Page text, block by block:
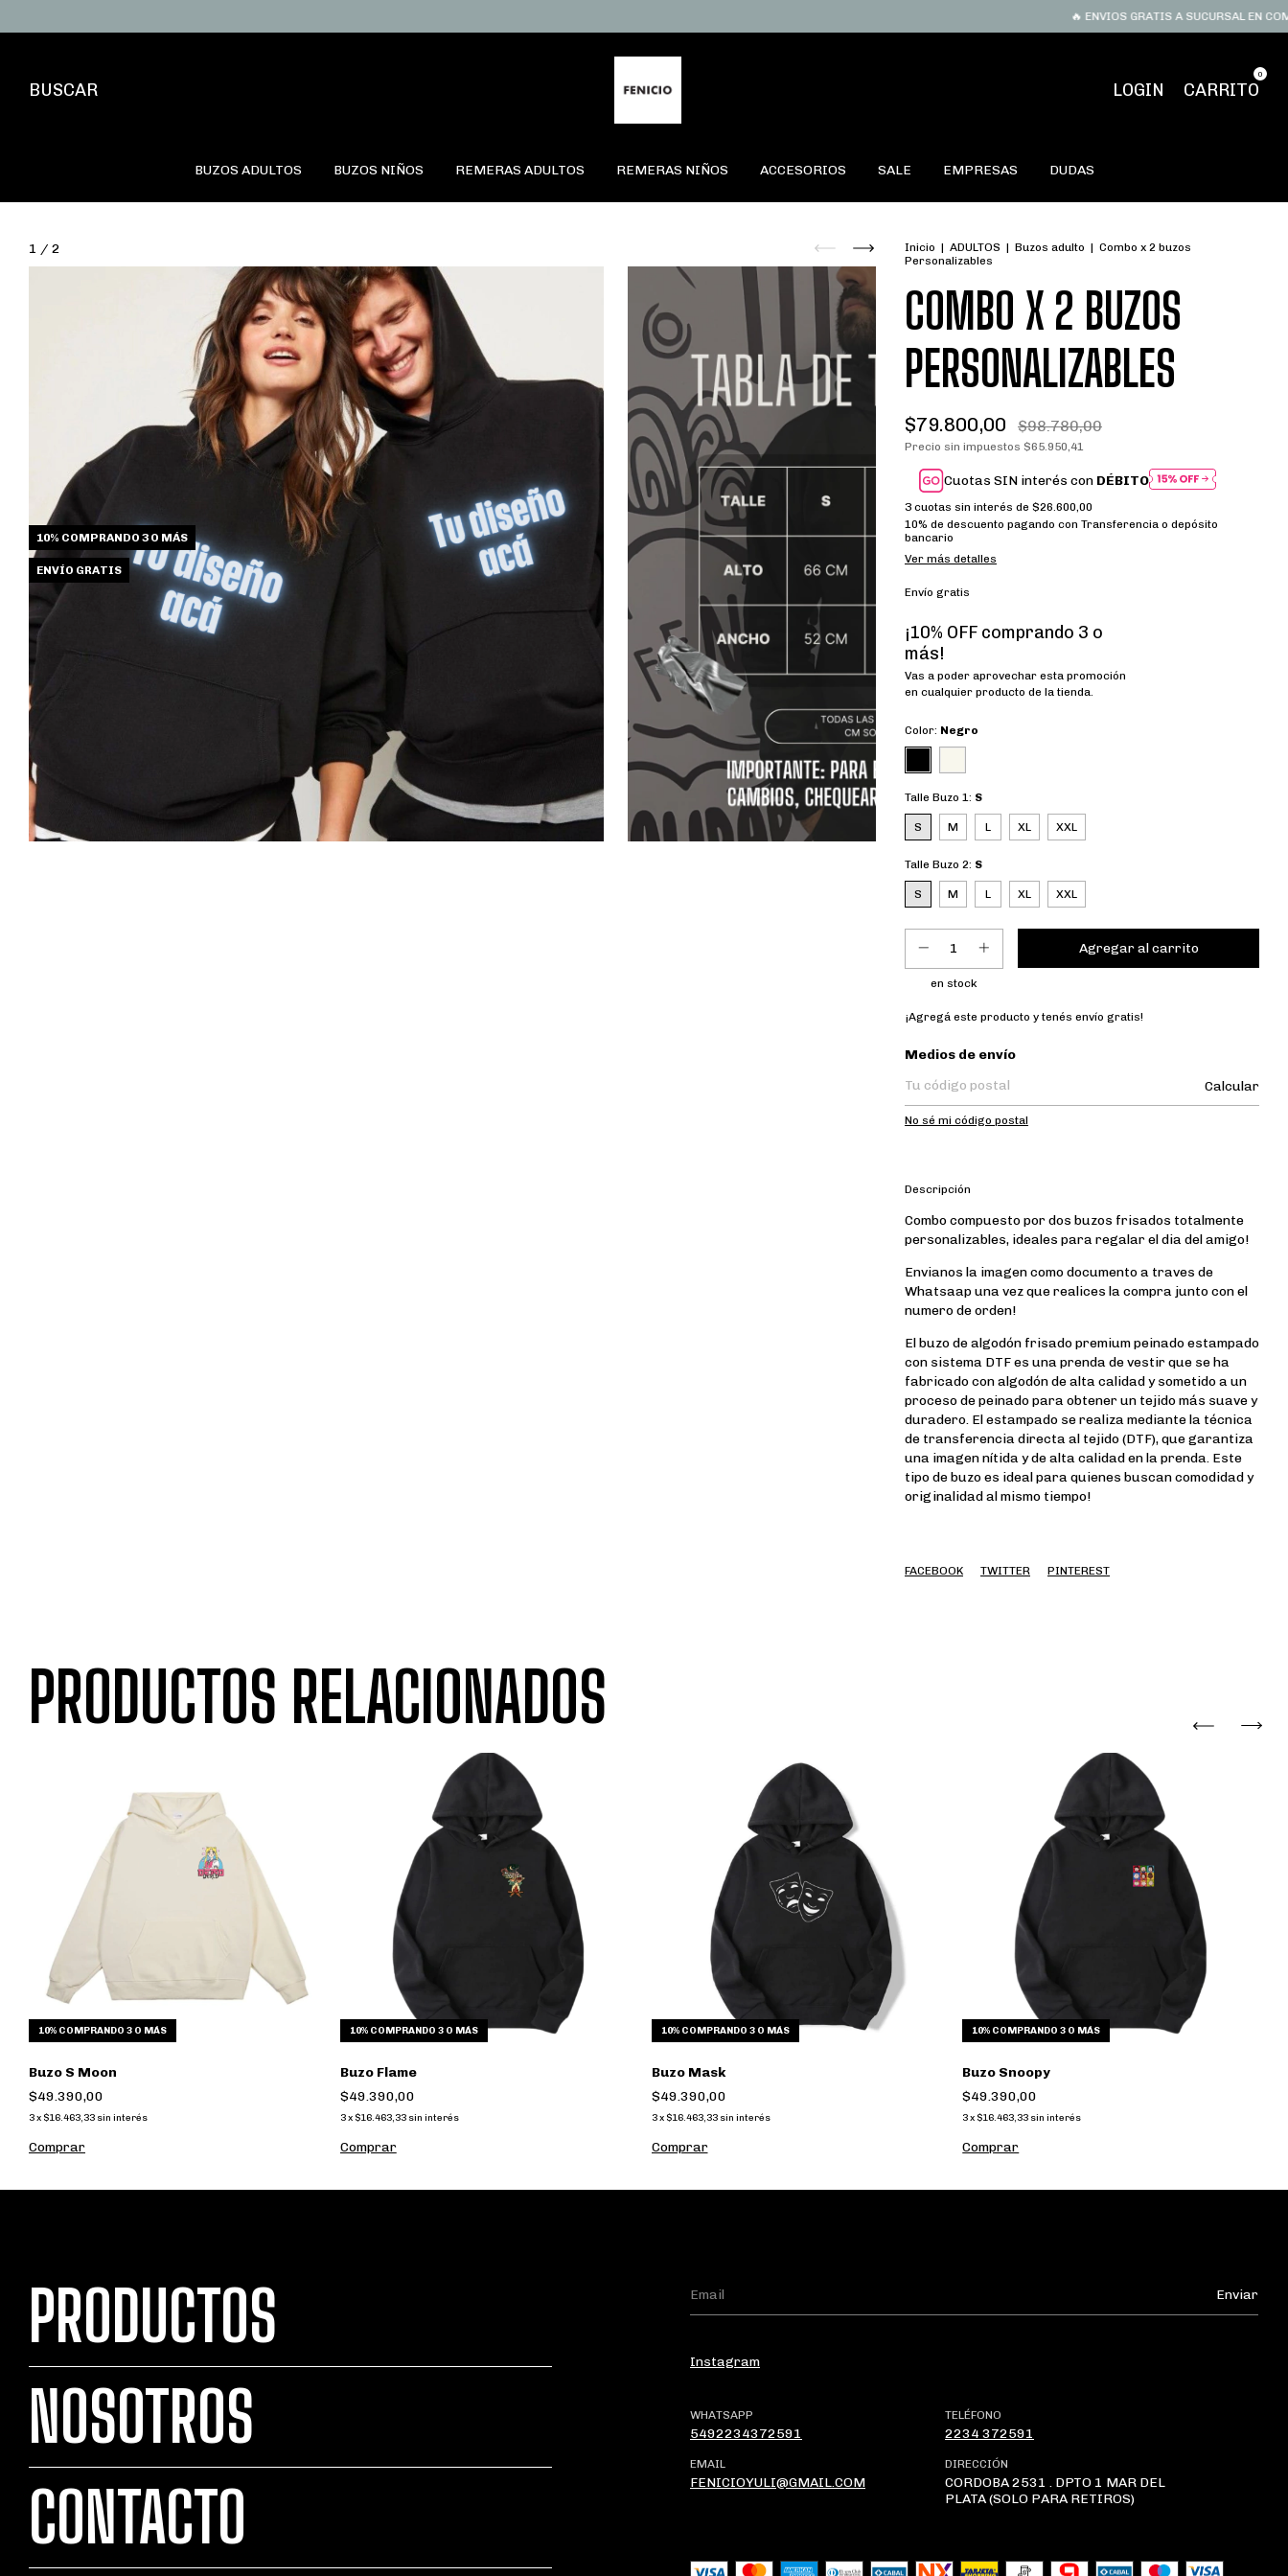
🔥 ENVIOS GRATIS A SUCURSAL EN COMPRAS
BUSCAR LOGIN CARRITO
0
BUZOS ADULTOS BUZOS NIÑOS REMERAS ADULTOS REMERAS NIÑOS ACCESORIOS SALE EMPRESAS DUDAS
1 / 2
10% COMPRANDO 3 O MÁS
ENVÍO GRATIS
Inicio | ADULTOS | Buzos adulto | Combo x 2 buzos
Personalizables
COMBO X 2 BUZOS
PERSONALIZABLES
$79.800,00 $98.780,00
Precio sin impuestos $65.950,41
Cuotas SIN interés con DÉBITO
3 cuotas sin interés de $26.600,00
10% de descuento pagando con Transferencia o depósito
bancario
Ver más detalles
Envío gratis
¡10% OFF comprando 3 o
más!
Vas a poder aprovechar esta promoción
en cualquier producto de la tienda.
Color: Negro
Talle Buzo 1: S
S M L XL XXL
Talle Buzo 2: S
S M L XL XXL
en stock
¡Agregá este producto y tenés envío gratis!
Entregas para el CP:
Medios de envío
Calcular
No sé mi código postal
Descripción
Combo compuesto por dos buzos frisados totalmente
personalizables, ideales para regalar el dia del amigo!
Envianos la imagen como documento a traves de
Whatsaap una vez que realices la compra junto con el
numero de orden!
El buzo de algodón frisado premium peinado estampado
con sistema DTF es una prenda de vestir que se ha
fabricado con algodón de alta calidad y sometido a un
proceso de peinado para obtener un tejido más suave y
duradero. El estampado se realiza mediante la técnica
de transferencia directa al tejido (DTF), que garantiza
una imagen nítida y de alta calidad en la prenda. Este
tipo de buzo es ideal para quienes buscan comodidad y
originalidad al mismo tiempo!
FACEBOOK TWITTER PINTEREST
PRODUCTOS RELACIONADOS
10% COMPRANDO 3 O MÁS
Buzo S Moon
$49.390,00
3x $16.463,33 sin interés
Comprar
10% COMPRANDO 3 O MÁS
Buzo Flame
$49.390,00
3x $16.463,33 sin interés
Comprar
10% COMPRANDO 3 O MÁS
Buzo Mask
$49.390,00
3 x $16.463,33 sin interés
Comprar
10% COMPRANDO 3 O MÁS
Buzo Snoopy
$49.390,00
3x $16.463,33 sin interés
Comprar
PRODUCTOS
NOSOTROS
CONTACTO
Instagram
WHATSAPP
5492234372591
TELÉFONO
2234 372591
EMAIL
FENICIOYULI@GMAIL.COM
DIRECCIÓN
CORDOBA 2531 . DPTO 1 MAR DEL
PLATA (SOLO PARA RETIROS)